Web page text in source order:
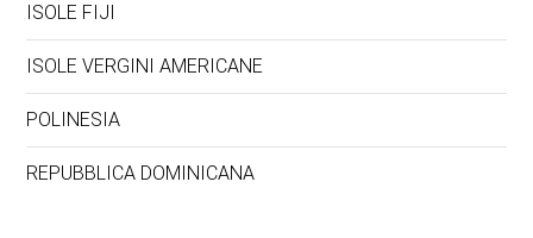
ISOLE FIJI
ISOLE VERGINI AMERICANE
POLINESIA
REPUBBLICA DOMINICANA